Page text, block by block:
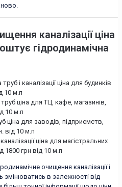
каналізації ціна
гідродинамічна
і каналізації ціна для будинків
10 м.п
ціна для ТЦ, кафе, магазинів,
10 м.п
ціна для заводів, підприємств,
від 10 м.п
ціна для магістральних
грн від 10 м.п
очищення каналізації і
в залежності від